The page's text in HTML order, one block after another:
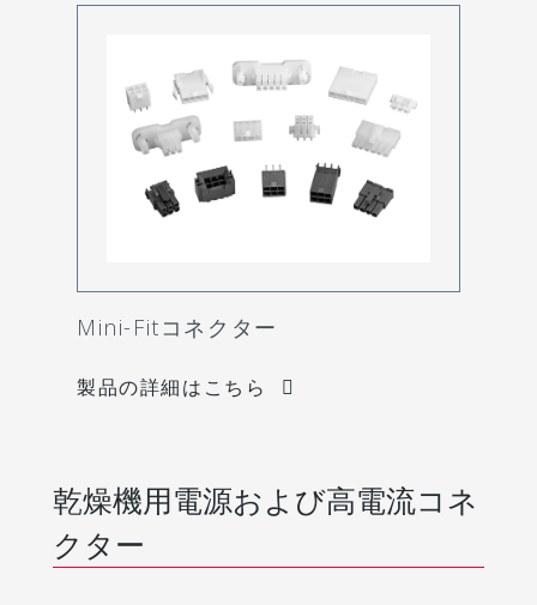
Mini-Fitコネクター
製品の詳細はこちら
乾燥機用電源および高電流コネ
クター